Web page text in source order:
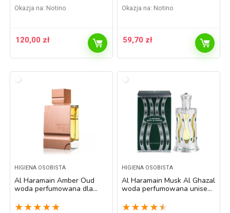
Okazja na: Notino
120,00 zł
Okazja na: Notino
59,70 zł
HIGIENA OSOBISTA
Al Haramain Amber Oud
woda perfumowana dla
★ ★ ★ ★ ★
HIGIENA OSOBISTA
Al Haramain Musk Al Ghazal
woda perfumowana unisex
★ ★ ★ ★ ★